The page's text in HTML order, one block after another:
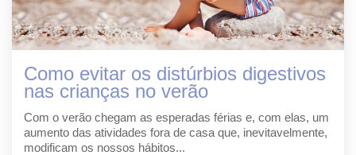
Como evitar os distúrbios digestivos
nas crianças no verão
Com o verão chegam as esperadas férias e, com elas, um
aumento das atividades fora de casa que, inevitavelmente,
modificam os nossos hábitos...